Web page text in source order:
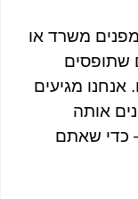
משרד או
שתופסים
אנחנו מגיעים
אותה
כדי שאתם